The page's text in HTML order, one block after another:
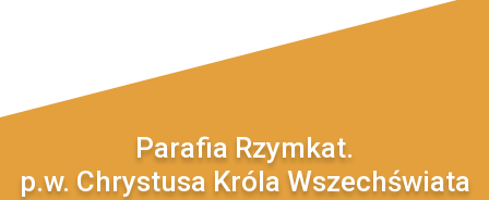
Parafia Rzymkat.
p.w. Chrystusa Króla Wszechświata